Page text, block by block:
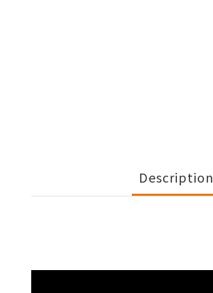
Description